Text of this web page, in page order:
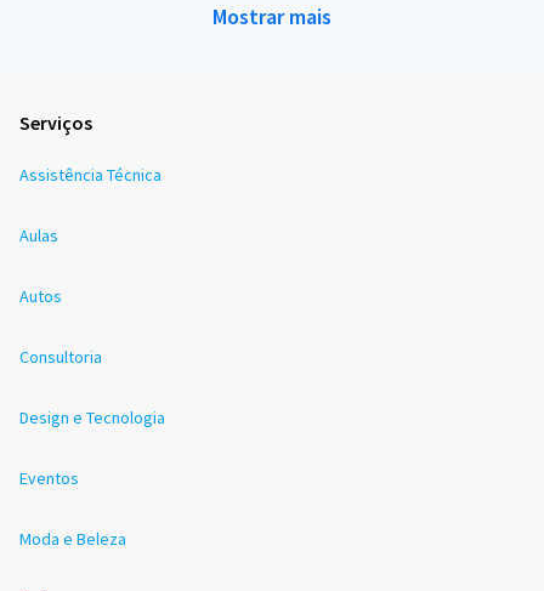
Mostrar mais
Serviços
Assistência Técnica
Aulas
Autos
Consultoria
Design e Tecnologia
Eventos
Moda e Beleza